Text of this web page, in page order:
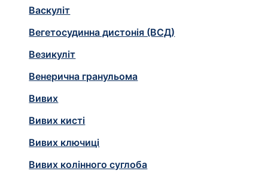
Васкуліт
Вегетосудинна дистонія (ВСД)
Везикуліт
Венерична гранульома
Вивих
Вивих кисті
Вивих ключиці
Вивих колінного суглоба